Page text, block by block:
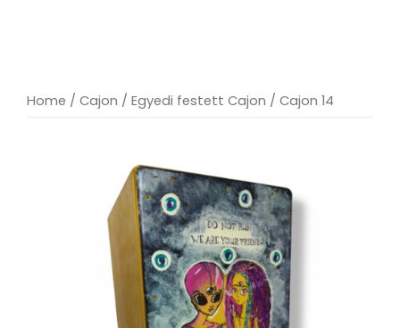
Home / Cajon / Egyedi festett Cajon / Cajon 14